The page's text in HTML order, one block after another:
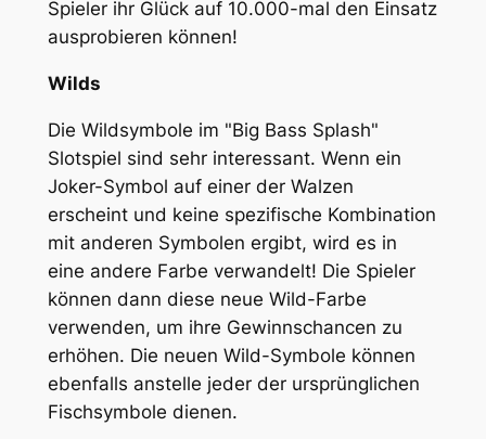
Spieler ihr Glück auf 10.000-mal den Einsatz
ausprobieren können!
Wilds
Die Wildsymbole im "Big Bass Splash"
Slotspiel sind sehr interessant. Wenn ein
Joker-Symbol auf einer der Walzen
erscheint und keine spezifische Kombination
mit anderen Symbolen ergibt, wird es in
eine andere Farbe verwandelt! Die Spieler
können dann diese neue Wild-Farbe
verwenden, um ihre Gewinnschancen zu
erhöhen. Die neuen Wild-Symbole können
ebenfalls anstelle jeder der ursprünglichen
Fischsymbole dienen.